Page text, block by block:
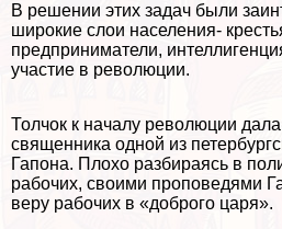
В решении этих задач были
широкие слои населения-
предприниматели,
участие в революции.
Толчок к началу революции
священника одной из
Гапона. Плохо разбираясь в
рабочих, своими проповедями
веру рабочих в «доброго царя».